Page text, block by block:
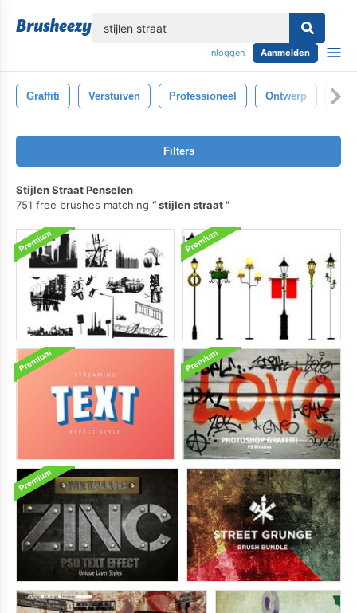
Inloggen Aanmelden
Graffiti Verstuiven Professioneel Ontwerp
Filters
Stijlen Straat Penselen
751 free brushes matching
stijlen straat